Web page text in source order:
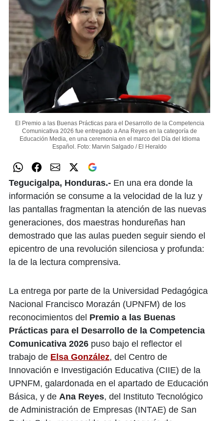
El Premio a las Buenas Prácticas para el Desarrollo de la Competencia
Comunicativa 2026 fue entregado a Ana Reyes en la categoría de
Educación Media, en una ceremonia en el marco del Día del Idioma
Español. Foto: Marvin Salgado / El Heraldo
Tegucigalpa, Honduras.- En una era donde la
información se consume a la velocidad de la luz y
las pantallas fragmentan la atención de las nuevas
generaciones, dos maestras hondureñas han
demostrado que las aulas pueden seguir siendo el
epicentro de una revolución silenciosa y profunda:
la de la lectura comprensiva.
La entrega por parte de la Universidad Pedagógica
Nacional Francisco Morazán (UPNFM) de los
reconocimientos del Premio a las Buenas
Prácticas para el Desarrollo de la Competencia
Comunicativa 2026 puso bajo el reflector el
trabajo de Elsa González, del Centro de
Innovación e Investigación Educativa (CIIE) de la
UPNFM, galardonada en el apartado de Educación
Básica, y de Ana Reyes, del Instituto Tecnológico
de Administración de Empresas (INTAE) de San